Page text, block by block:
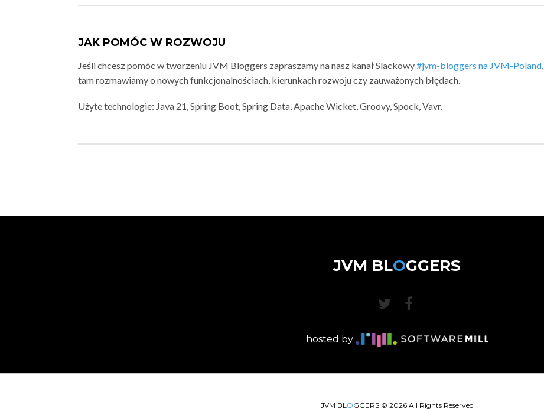
JAK POMÓC W ROZWOJU
Jeśli chcesz pomóc w tworzeniu JVM Bloggers zapraszamy na nasz kanał Slackowy#jvm-bloggers na JVM-Poland,
tam rozmawiamy o nowych funkcjonalnościach, kierunkach rozwoju czy zauważonych błędach.
Użyte technologie: Java 21, Spring Boot, Spring Data, Apache Wicket, Groovy, Spock, Vavr.
JVM BLOGGERS
hosted by
JVM BLOGGERS © 2026All Rights Reserved